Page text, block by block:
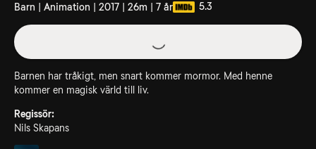
Barn | Animation | 2017 | 26m | 7 år 5.3
Barnen har tråkigt, men snart kommer mormor. Med henne
kommer en magisk värld till liv.
Regissör:
Nils Skapans